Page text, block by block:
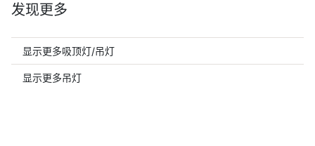
发现更多
显示更多吸顶灯/吊灯
显示更多吊灯